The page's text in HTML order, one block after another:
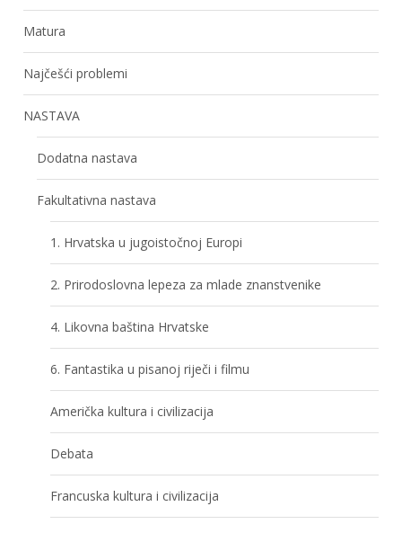
Matura
Najčešći problemi
NASTAVA
Dodatna nastava
Fakultativna nastava
1. Hrvatska u jugoistočnoj Europi
2. Prirodoslovna lepeza za mlade znanstvenike
4. Likovna baština Hrvatske
6. Fantastika u pisanoj riječi i filmu
Američka kultura i civilizacija
Debata
Francuska kultura i civilizacija